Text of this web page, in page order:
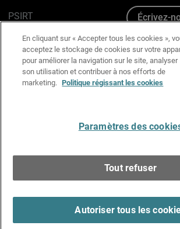
PSIRT
Avis sur les cookies
Politique de confidentialité
Charte Graphique
Écrivez-
En cliquant sur « Accepter tous les cookies »,
acceptez le stockage de cookies sur votre
pour améliorer la navigation sur le site, analyser
son utilisation et contribuer à nos efforts de
marketing. Politique régissant les cookies
Paramètres des
Tout refuser
Autoriser tous les